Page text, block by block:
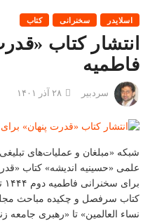
اسلایدر سخنرانی کتاب
انتشار کتاب
فاطمیه
سردبیر
شبکه «مبلغان و عملیات‌های
علمی «حسینیه اندیشه» کتاب
کتاب سرفصل‌ و چکیده مباحث
نساء العالمین» تا «رهبری